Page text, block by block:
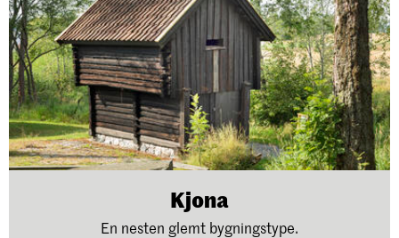
Kjona
En nesten glemt bygningstype.